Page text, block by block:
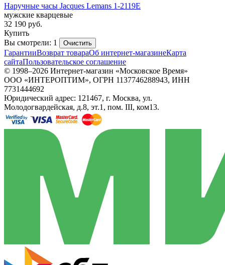
Наручные часы Jacques Lemans 1-2119E
мужские кварцевые
32 190 руб.
Купить
Вы смотрели: 1
Очистить
ГарантииВозврат товараОб интернет-магазинеКарта
сайтаПользовательское соглашение
© 1998–2026 Интернет-магазин «Московское Время»
ООО «ИНТЕРОПТИМ», ОГРН 1137746288943, ИНН
7731444692
Юридический адрес: 121467, г. Москва, ул.
Молодогвардейская, д.8, эт.1, пом. III, ком13.